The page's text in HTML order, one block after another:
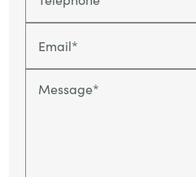
Email*
Message*